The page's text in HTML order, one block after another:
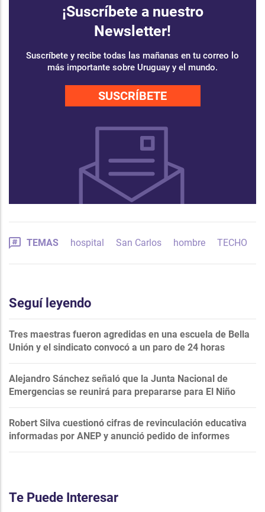
¡Suscríbete a nuestro
Newsletter!
Suscríbete y recibe todas las mañanas en tu correo lo
más importante sobre Uruguay y el mundo.
SUSCRÍBETE
TEMAS hospital San Carlos hombre TECHO
Seguí leyendo
Tres maestras fueron agredidas en una escuela de Bella
Unión y el sindicato convocó a un paro de 24 horas
Alejandro Sánchez señaló que la Junta Nacional de
Emergencias se reunirá para prepararse para El Niño
Robert Silva cuestionó cifras de revinculación educativa
informadas por ANEP y anunció pedido de informes
Te Puede Interesar